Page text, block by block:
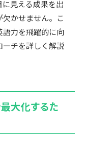
見える成果を出
かせません。こ
語力を飛躍的に向
ーチを詳しく解説
大化するた